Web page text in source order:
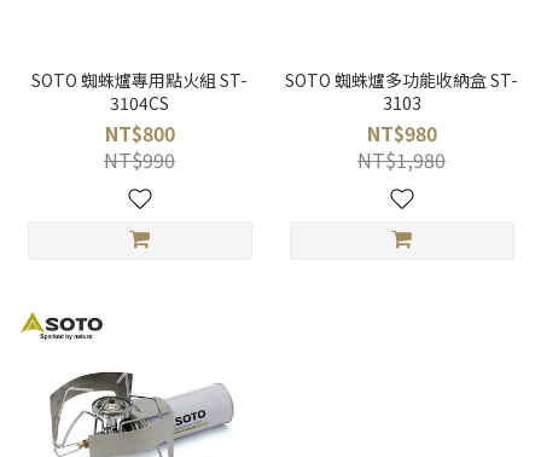
SOTO 蜘蛛爐專用點火組 ST-
3104CS
NT$800
NT$990
SOTO 蜘蛛爐多功能收納盒 ST-
3103
NT$980
NT$1,980